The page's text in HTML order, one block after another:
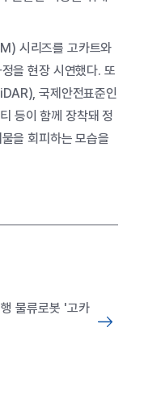
시리즈를 고카트와
을 현장 시연했다. 또
국제안전표준인
등이 함께 장착돼 정
을 회피하는 모습을
물류로봇 '고카